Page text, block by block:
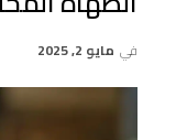
في مايو 2, 2025